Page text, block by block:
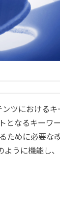
ツにおけるキ
となるキーワ
ために必要な
うに機能し